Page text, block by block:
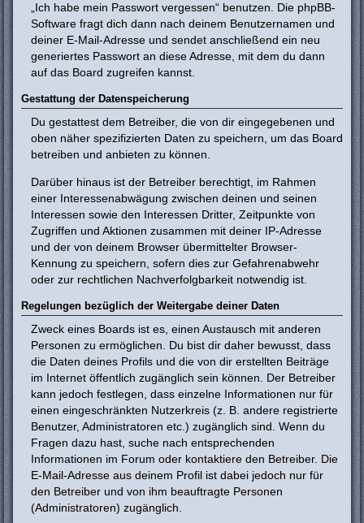
„Ich habe mein Passwort vergessen“ benutzen. Die phpBB-
Software fragt dich dann nach deinem Benutzernamen und
deiner E-Mail-Adresse und sendet anschließend ein neu
generiertes Passwort an diese Adresse, mit dem du dann
auf das Board zugreifen kannst.
Gestattung der Datenspeicherung
Du gestattest dem Betreiber, die von dir eingegebenen und
oben näher spezifizierten Daten zu speichern, um das Board
betreiben und anbieten zu können.
Darüber hinaus ist der Betreiber berechtigt, im Rahmen
einer Interessenabwägung zwischen deinen und seinen
Interessen sowie den Interessen Dritter, Zeitpunkte von
Zugriffen und Aktionen zusammen mit deiner IP-Adresse
und der von deinem Browser übermittelter Browser-
Kennung zu speichern, sofern dies zur Gefahrenabwehr
oder zur rechtlichen Nachverfolgbarkeit notwendig ist.
Regelungen bezüglich der Weitergabe deiner Daten
Zweck eines Boards ist es, einen Austausch mit anderen
Personen zu ermöglichen. Du bist dir daher bewusst, dass
die Daten deines Profils und die von dir erstellten Beiträge
im Internet öffentlich zugänglich sein können. Der Betreiber
kann jedoch festlegen, dass einzelne Informationen nur für
einen eingeschränkten Nutzerkreis (z. B. andere registrierte
Benutzer, Administratoren etc.) zugänglich sind. Wenn du
Fragen dazu hast, suche nach entsprechenden
Informationen im Forum oder kontaktiere den Betreiber. Die
E-Mail-Adresse aus deinem Profil ist dabei jedoch nur für
den Betreiber und von ihm beauftragte Personen
(Administratoren) zugänglich.